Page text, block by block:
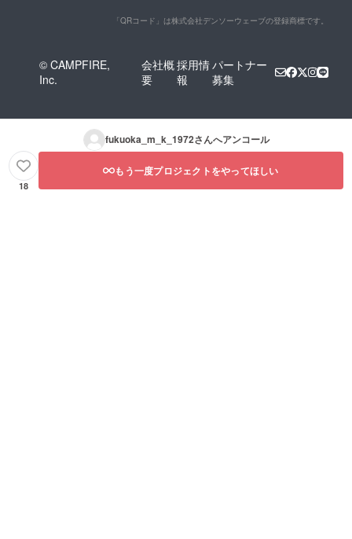
「QRコード」は株式会社デンソーウェーブの登録商標です。
© CAMPFIRE,
Inc.
会社概
要
採用情
報
パートナー
募集
fukuoka_m_k_1972さんへアンコール
18
もう一度プロジェクトをやってほしい